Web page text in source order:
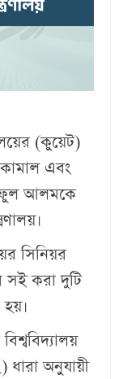
(কুয়েট)
এবং
আলমকে
সিনিয়র
করা দুটি
অনুযায়ী